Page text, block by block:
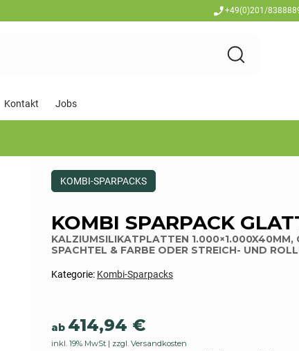
+49(0)201/
Kontakt Jobs
Dieses
Produkt
als:
Kombi-
Sparpacks
KOMBI-SPARPACKS
KOMBI SPARPACK
KALZIUMSILIKATPLATTEN 1.000×1.000X40MM,
SPACHTEL & FARBE ODER STREICH- UND
Kategorie: Kombi-Sparpacks
ab 414,94 €
inkl. 19% MwSt zzgl. Versandkosten